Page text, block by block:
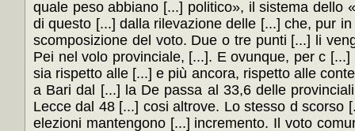
quale peso abbiano [...] politico», il sistema dello
di questo [...] dalla rilevazione delle [...] che, pur
scomposizione del voto. Due o tre punti [...] li
Pei nel volo provinciale, [...]. E ovunque, per c
sia rispetto alle [...] e più ancora, rispetto alle
a Bari dal [...] la De passa al 33,6 delle
Lecce dal 48 [...] cosi altrove. Lo stesso d scorso
elezioni mantengono [...] incremento. Il voto